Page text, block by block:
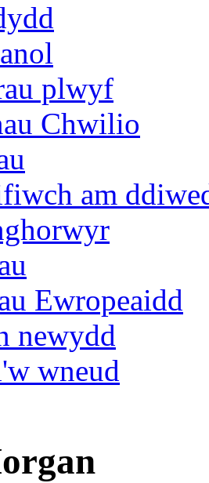
plwyf
Chwilio
am
Ewropeaidd
newydd
wneud